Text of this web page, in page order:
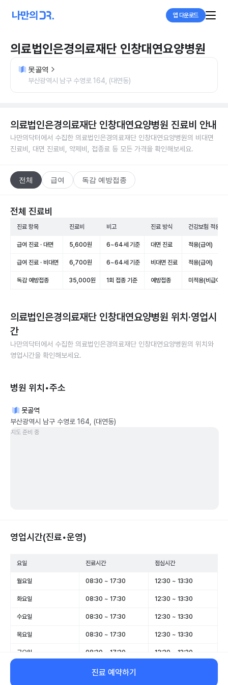
앱 다운로드
의료법인은경의료재단 인창대연요양병원
못골역
부산광역시 남구 수영로 164, (대연동)
의료법인은경의료재단 인창대연요양병원 진료비 안내
나만의닥터에서 수집한 의료법인은경의료재단 인창대연요양병원의 비대면
진료비, 대면 진료비, 약제비, 접종료 등 모든 가격을 확인해보세요.
전체 급여 독감 예방접종
전체 진료비
진료 항목 진료비 비고 진료 방식 건강보험 적용
급여 진료 · 대면 5,600원 6~64세 기준 대면 진료 적용(급여)
급여 진료 · 비대면 6,700원 6~64세 기준 비대면 진료 적용(급여)
독감 예방접종 35,000원 1회 접종 기준 예방접종 미적용(비급여)
의료법인은경의료재단 인창대연요양병원 위치·영업시
간
나만의닥터에서 수집한 의료법인은경의료재단 인창대연요양병원의 위치와
영업시간을 확인해보세요.
병원 위치•주소
못골역
부산광역시 남구 수영로 164, (대연동)
지도 준비 중
영업시간(진료•운영)
요일 진료시간 점심시간
월요일 08:30 ~ 17:30 12:30 ~ 13:30
화요일 08:30 ~ 17:30 12:30 ~ 13:30
수요일 08:30 ~ 17:30 12:30 ~ 13:30
목요일 08:30 ~ 17:30 12:30 ~ 13:30
금요일 08:30 ~ 17:30 12:30 ~ 13:30
휴무진료 예약하기